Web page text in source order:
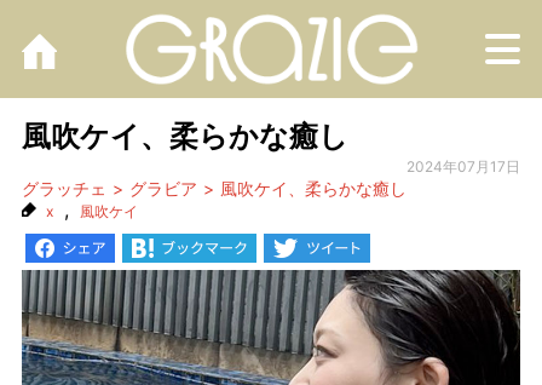
風吹ケイ、柔らかな癒し
2024年07月17日
グラッチェ グラビア 風吹ケイ、柔らかな癒し
x , 風吹ケイ